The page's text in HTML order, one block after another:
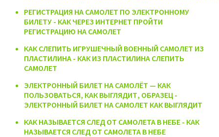
РЕГИСТРАЦИЯ НА САМОЛЕТ ПО ЭЛЕКТРОННОМУ
БИЛЕТУ - КАК ЧЕРЕЗ ИНТЕРНЕТ ПРОЙТИ
РЕГИСТРАЦИЮ НА САМОЛЕТ
КАК СЛЕПИТЬ ИГРУШЕЧНЫЙ ВОЕННЫЙ САМОЛЕТ ИЗ
ПЛАСТИЛИНА - КАК ИЗ ПЛАСТИЛИНА СЛЕПИТЬ
САМОЛЕТ
ЭЛЕКТРОННЫЙ БИЛЕТ НА САМОЛЁТ — КАК
ПОЛЬЗОВАТЬСЯ, КАК ВЫГЛЯДИТ, ОБРАЗЕЦ -
ЭЛЕКТРОННЫЙ БИЛЕТ НА САМОЛЕТ КАК ВЫГЛЯДИТ
КАК НАЗЫВАЕТСЯ СЛЕД ОТ САМОЛЕТА В НЕБЕ - КАК
НАЗЫВАЕТСЯ СЛЕД ОТ САМОЛЕТА В НЕБЕ